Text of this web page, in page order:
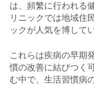
は、頻繁に行われる
リニックでは地域住
ックが人気を博してい
これらは疾病の早期
慣の改善に結びつく
む中で、生活習慣病